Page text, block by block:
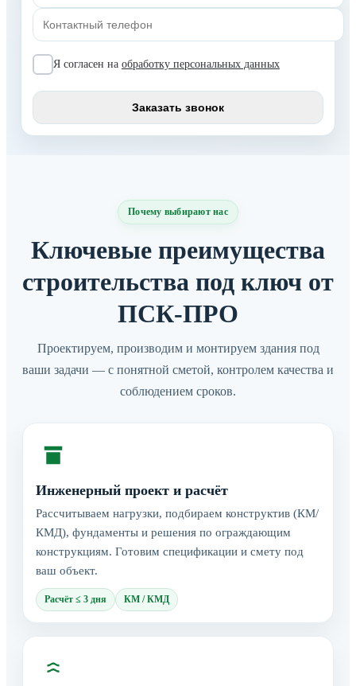
Я согласен на обработку персональных данных
Почему выбирают нас
Ключевые преимущества
строительства под ключ от
ПСК-ПРО
Проектируем, производим и монтируем здания под
ваши задачи — с понятной сметой, контролем качества и
соблюдением сроков.
Инженерный проект и расчёт
Рассчитываем нагрузки, подбираем конструктив (КМ/
КМД), фундаменты и решения по ограждающим
конструкциям. Готовим спецификации и смету под
ваш объект.
Расчёт ≤ 3 дня КМ / КМД